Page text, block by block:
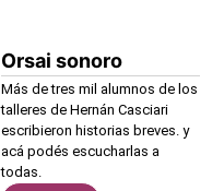
Orsai sonoro
Más de tres mil alumnos de los
talleres de Hernán Casciari
escribieron historias breves. y
acá podés escucharlas a
todas.